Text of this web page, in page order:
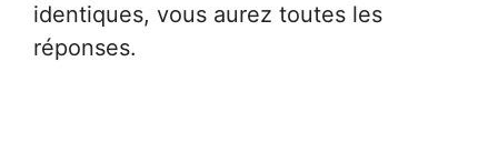
identiques, vous aurez toutes les
réponses.